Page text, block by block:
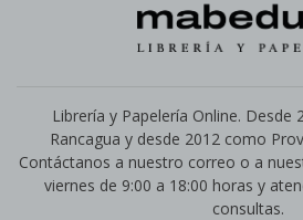
Librería y Papelería Online. Desde
Rancagua y desde 2012 como
Contáctanos a nuestro correo o a
viernes de 9:00 a 18:00 horas y
consultas.